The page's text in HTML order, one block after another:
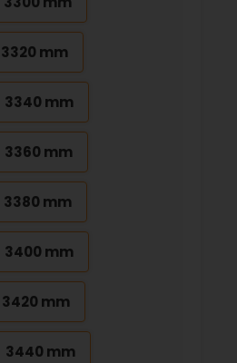
3320 mm
3340 mm
3360 mm
3380 mm
3400 mm
3420 mm
3440 mm